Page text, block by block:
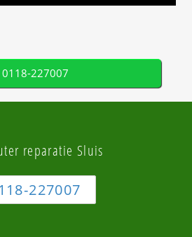
0118-227007
reparatie Sluis
227007